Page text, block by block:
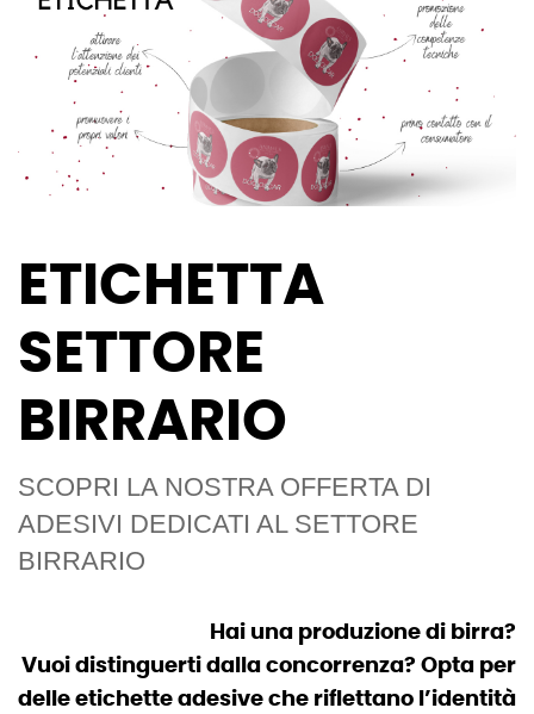
ETICHETTA
SETTORE
BIRRARIO
SCOPRI LA NOSTRA OFFERTA DI
ADESIVI DEDICATI AL SETTORE
BIRRARIO
Hai una produzione di birra?
Vuoi distinguerti dalla concorrenza? Opta per
delle etichette adesive che riflettano l’identità